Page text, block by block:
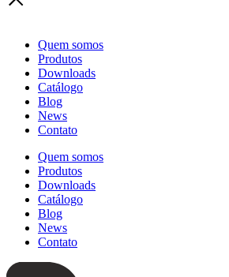
Quem somos
Produtos
Downloads
Catálogo
Blog
News
Contato
Quem somos
Produtos
Downloads
Catálogo
Blog
News
Contato